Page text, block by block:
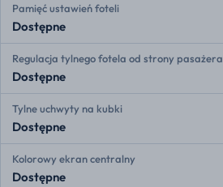
Pamięć ustawień foteli
Dostępne
Regulacja tylnego fotela od strony pasażera
Dostępne
Tylne uchwyty na kubki
Dostępne
Kolorowy ekran centralny
Dostępne